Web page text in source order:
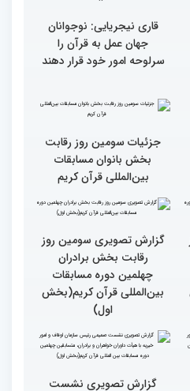
گزارش تصویری حضور
اصحاب رسانه درچهلمین
قران کریم (بخش دوم)
قاری نیجریایی: نوجوانان
جهان عمل به قرآن را
سرلوحه امور خود قرار دهند
جزئیات سومین روز رقابت
بخش بانوان مسابقات
بین‌المللی قرآن کریم